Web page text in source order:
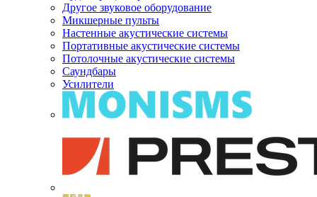
Другое звуковое оборудование
Микшерные пульты
Настенные акустические системы
Портативные акустические системы
Потолочные акустические системы
Саундбары
Усилители